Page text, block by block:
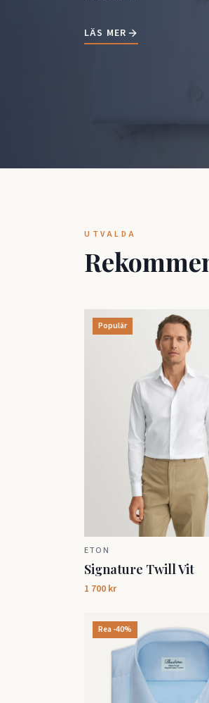
LÄS MER
UTVALDA
Populär
ETON
Signature Twill Vit
1 700 kr
Rea -40%